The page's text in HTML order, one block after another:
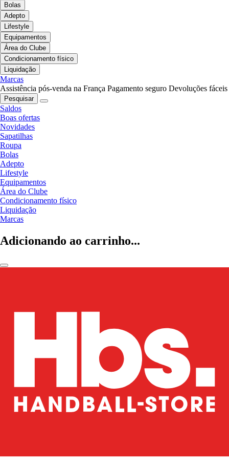
Bolas
Adepto
Lifestyle
Equipamentos
Área do Clube
Condicionamento físico
Liquidação
Marcas
Assistência pós-venda na França Pagamento seguro Devoluções fáceis
Pesquisar
Saldos
Boas ofertas
Novidades
Sapatilhas
Roupa
Bolas
Adepto
Lifestyle
Equipamentos
Área do Clube
Condicionamento físico
Liquidação
Marcas
Adicionando ao carrinho...